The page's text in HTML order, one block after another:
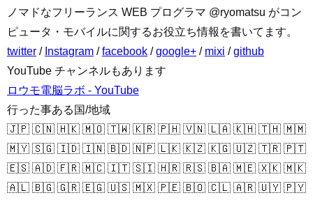
ノマドなフリーランス WEB プログラマ @ryomatsu がコン
ピュータ・モバイルに関するお役立ち情報を書いてます。
twitter / Instagram /facebook /google+ / mixi /github
YouTube チャンネルもあります
ロウモ電脳ラボ - YouTube
行った事ある国/地域
🇯🇵 🇨🇳 🇭🇰 🇲🇴 🇹🇼 🇰🇷 🇵🇭 🇻🇳 🇱🇦 🇰🇭 🇹🇭 🇲🇲
🇲🇾 🇸🇬 🇮🇩 🇮🇳 🇧🇩 🇳🇵 🇱🇰 🇰🇿 🇰🇬 🇺🇿 🇹🇷 🇵🇹
🇪🇸 🇦🇩 🇫🇷 🇲🇨 🇮🇹 🇸🇮 🇭🇷 🇷🇸 🇧🇦 🇲🇪 🇽🇰 🇲🇰
🇦🇱 🇧🇬 🇬🇷 🇪🇬 🇺🇸 🇲🇽 🇵🇪 🇧🇴 🇨🇱 🇦🇷 🇺🇾 🇵🇾